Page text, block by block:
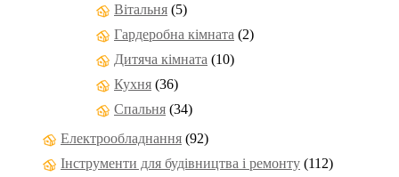
Вітальня (5)
Гардеробна кімната (2)
Дитяча кімната (10)
Кухня (36)
Спальня (34)
Електрообладнання (92)
Інструменти для будівництва і ремонту (112)